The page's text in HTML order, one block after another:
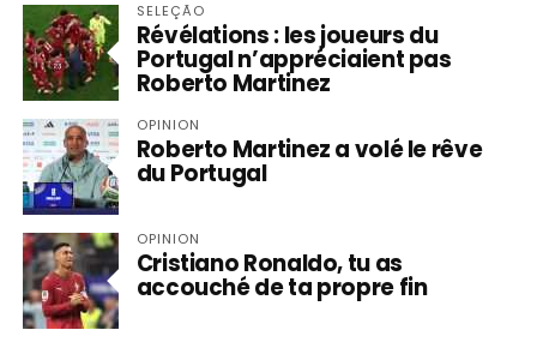
SELEÇÃO
Révélations : les joueurs du
Portugal n’appréciaient pas
Roberto Martinez
OPINION
Roberto Martinez a volé le rêve
du Portugal
OPINION
Cristiano Ronaldo, tu as
accouché de ta propre fin